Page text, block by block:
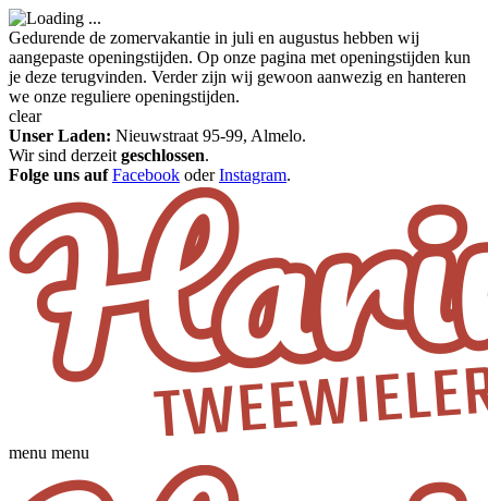
Gedurende de zomervakantie in juli en augustus hebben wij
aangepaste openingstijden. Op onze pagina met openingstijden kun
je deze terugvinden. Verder zijn wij gewoon aanwezig en hanteren
we onze reguliere openingstijden.
clear
Unser Laden: Nieuwstraat 95-99, Almelo.
Wir sind derzeit geschlossen.
Folge uns aufFacebook oderInstagram.
menu menu